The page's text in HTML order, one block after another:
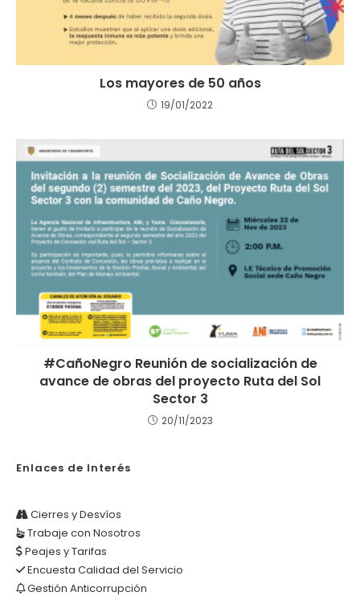
Los mayores de 50 años
19/01/2022
#CañoNegro Reunión de socialización de
avance de obras del proyecto Ruta del Sol
Sector 3
20/11/2023
Enlaces de Interés
Cierres y Desvíos
Trabaje con Nosotros
Peajes y Tarifas
Encuesta Calidad del Servicio
Gestión Anticorrupción